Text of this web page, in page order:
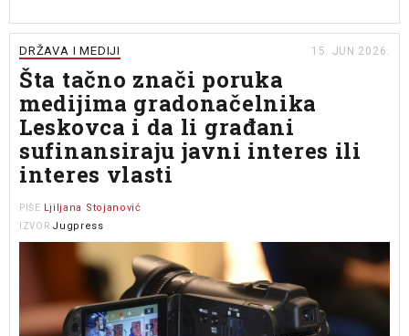
DRŽAVA I MEDIJI 15. JUN 2026.
Šta tačno znači poruka
medijima gradonačelnika
Leskovca i da li građani
sufinansiraju javni interes ili
interes vlasti
PIŠE Ljiljana Stojanović
IZVOR Jugpress